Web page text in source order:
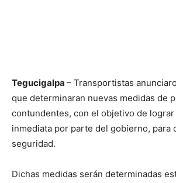
Tegucigalpa – Transportistas
que determinaran nuevas medidas de
contundentes, con el objetivo de
inmediata por parte del gobierno, para
seguridad.
Dichas medidas serán determinadas